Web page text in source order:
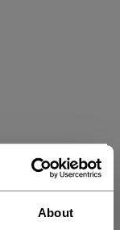
About
des
?